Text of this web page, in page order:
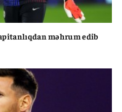
məhrum edib